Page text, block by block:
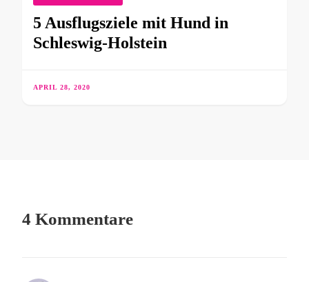
5 Ausflugsziele mit Hund in
Schleswig-Holstein
APRIL 28, 2020
4 Kommentare